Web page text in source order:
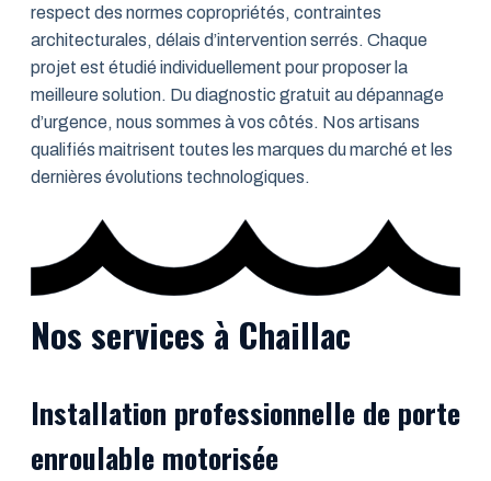
respect des normes copropriétés, contraintes
architecturales, délais d’intervention serrés. Chaque
projet est étudié individuellement pour proposer la
meilleure solution. Du diagnostic gratuit au dépannage
d’urgence, nous sommes à vos côtés. Nos artisans
qualifiés maitrisent toutes les marques du marché et les
dernières évolutions technologiques.
Nos services à Chaillac
Installation professionnelle de porte
enroulable motorisée